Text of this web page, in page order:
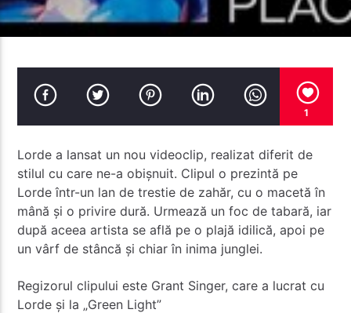
Radio Studentus
1
Lorde a lansat un nou videoclip, realizat diferit de
stilul cu care ne-a obișnuit. Clipul o prezintă pe
Lorde într-un lan de trestie de zahăr, cu o macetă în
mână și o privire dură. Urmează un foc de tabară, iar
după aceea artista se află pe o plajă idilică, apoi pe
un vârf de stâncă și chiar în inima junglei.
Regizorul clipului este Grant Singer, care a lucrat cu
Lorde și la „Green Light”